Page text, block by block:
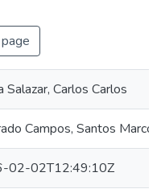
Salazar, Carlos Carlos
Campos, Santos Marcos
02-02T12:49:10Z